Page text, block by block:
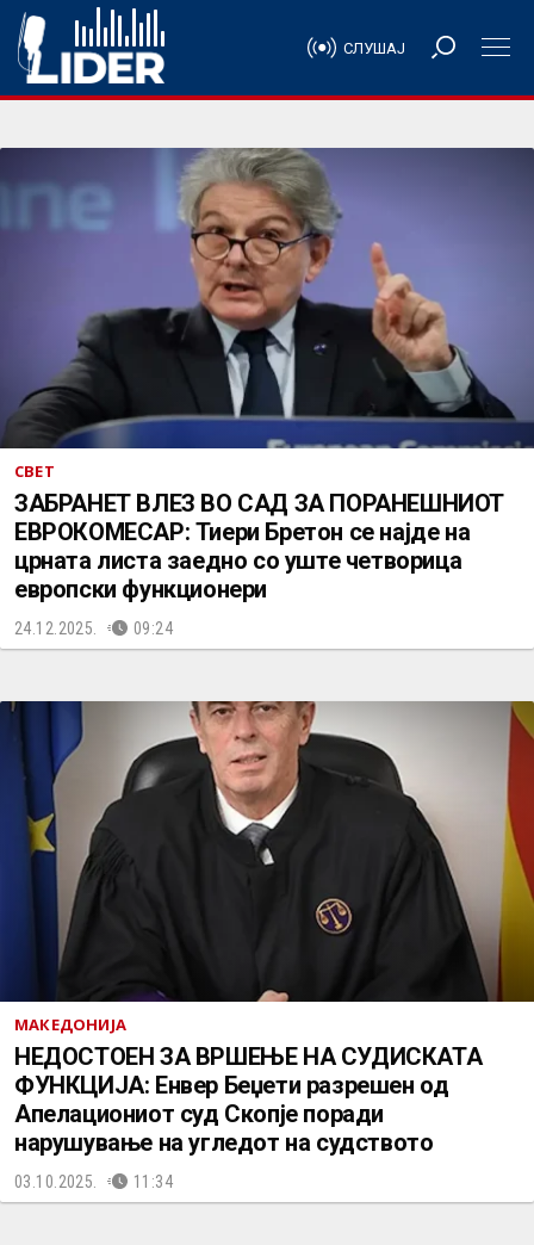
СЛУШАЈ
СВЕТ
ЗАБРАНЕТ ВЛЕЗ ВО САД ЗА ПОРАНЕШНИОТ
ЕВРОКОМЕСАР: Тиери Бретон се најде на
црната листа заедно со уште четворица
европски функционери
24.12.2025. 09:24
МАКЕДОНИЈА
НЕДОСТОЕН ЗА ВРШЕЊЕ НА СУДИСКАТА
ФУНКЦИЈА: Енвер Беџети разрешен од
Апелациониот суд Скопје поради
нарушување на угледот на судството
03.10.2025. 11:34